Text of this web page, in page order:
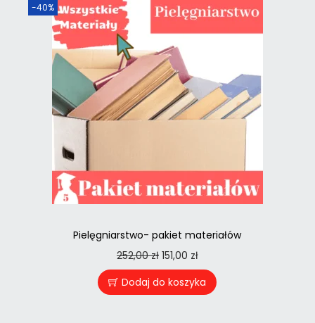
-40%
Pielęgniarstwo- pakiet materiałów
252,00zł 151,00 zł
Dodaj do koszyka